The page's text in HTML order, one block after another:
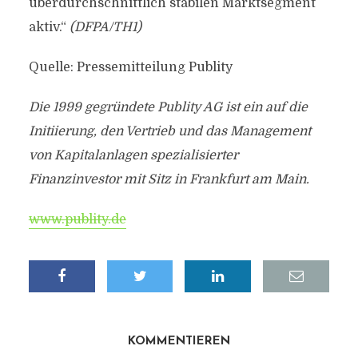
überdurchschnittlich stabilen Marktsegment
aktiv.“ (DFPA/TH1)
Quelle: Pressemitteilung Publity
Die 1999 gegründete Publity AG ist ein auf die
Initiierung, den Vertrieb und das Management
von Kapitalanlagen spezialisierter
Finanzinvestor mit Sitz in Frankfurt am Main.
www.publity.de
KOMMENTIEREN